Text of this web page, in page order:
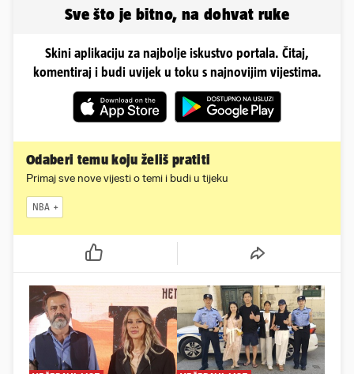
Sve što je bitno, na dohvat ruke
Skini aplikaciju za najbolje iskustvo portala. Čitaj,
komentiraj i budi uvijek u toku s najnovijim vijestima.
Odaberi temu koju želiš pratiti
Primaj sve nove vijesti o temi i budi u tijeku
NBA